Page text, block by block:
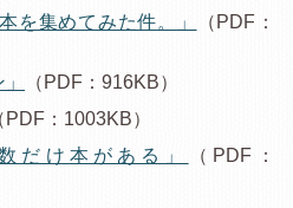
を集めてみた件。」
（PDF：
（PDF：916KB）
PDF：1003KB）
だけ本がある」
（PDF：